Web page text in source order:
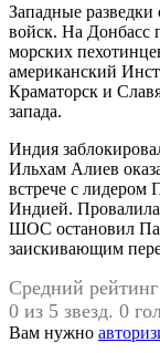
Западные
войск. На Донбасс
морских
американский
Краматорск и
запада.
Индия
Ильхам Алиев
встрече с лидером
Индией.
ШОС остановил
заискивающим
Средний рейтинг
0 из 5 звезд. 0
Вам нужно